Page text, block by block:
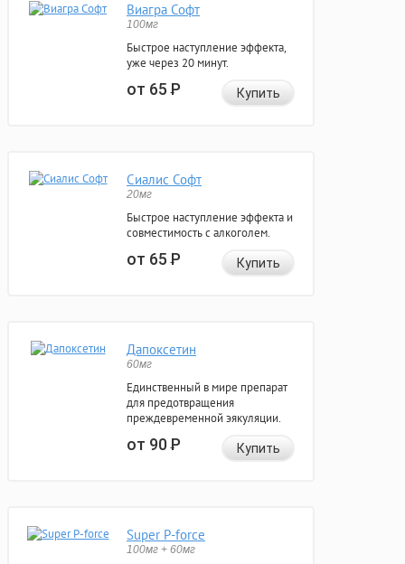
Виагра Софт
100мг
Быстрое наступление эффекта,
уже через 20 минут.
от 65Р Купить
Сиалис Софт
20мг
Быстрое наступление эффекта и
совместимость с алкоголем.
от 65Р Купить
Дапоксетин
60мг
Единственный в мире препарат
для предотвращения
преждевременной эякуляции.
от 90Р Купить
Super P-force
100мг + 60мг